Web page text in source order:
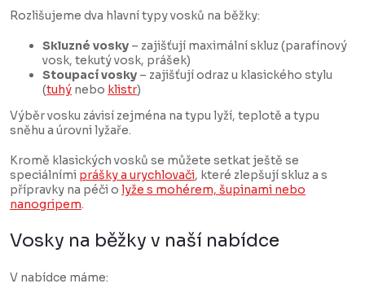
Rozlišujeme dva hlavní typy vosků na běžky:
Skluzné vosky – zajišťují maximální skluz (parafínový
vosk, tekutý vosk, prášek)
Stoupací vosky – zajišťují odraz u klasického stylu
(tuhý nebo klistr)
Výběr vosku závisí zejména na typu lyží, teplotě a typu
sněhu a úrovni lyžaře.
Kromě klasických vosků se můžete setkat ještě se
speciálními prášky a urychlovači, které zlepšují skluz a s
přípravky na péči o lyže s mohérem, šupinami nebo
nanogripem.
Vosky na běžky v naší nabídce
V nabídce máme: